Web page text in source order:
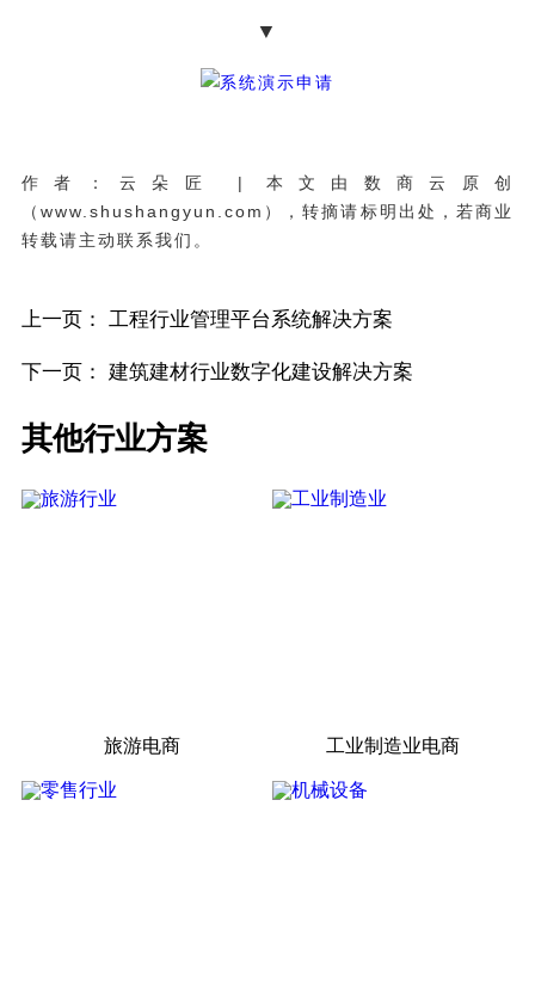
▼
作者：云朵匠 | 本文由数商云原创
（www.shushangyun.com），转摘请标明出处，若商业
转载请主动联系我们。
上一页： 工程行业管理平台系统解决方案
下一页： 建筑建材行业数字化建设解决方案
其他行业方案
旅游电商 工业制造业电商